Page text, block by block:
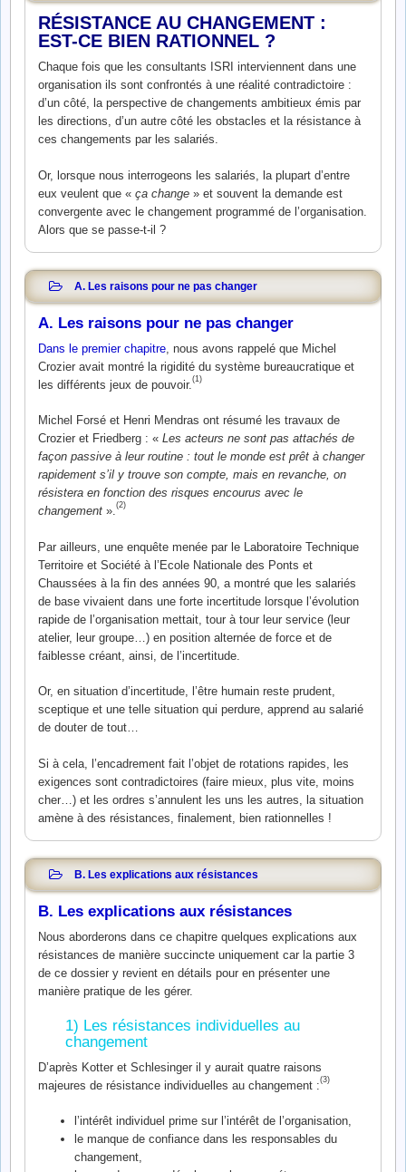
RÉSISTANCE AU CHANGEMENT :
EST-CE BIEN RATIONNEL ?
Chaque fois que les consultants ISRI interviennent dans une
organisation ils sont confrontés à une réalité contradictoire :
d’un côté, la perspective de changements ambitieux émis par
les directions, d’un autre côté les obstacles et la résistance à
ces changements par les salariés.
Or, lorsque nous interrogeons les salariés, la plupart d’entre
eux veulent que « ça change » et souvent la demande est
convergente avec le changement programmé de l’organisation.
Alors que se passe-t-il ?
A. Les raisons pour ne pas changer
A. Les raisons pour ne pas changer
Dans le premier chapitre , nous avons rappelé que Michel
Crozier avait montré la rigidité du système bureaucratique et
les différents jeux de pouvoir. (1)
Michel Forsé et Henri Mendras ont résumé les travaux de
Crozier et Friedberg : « Les acteurs ne sont pas attachés de
façon passive à leur routine : tout le monde est prêt à changer
rapidement s’il y trouve son compte, mais en revanche, on
résistera en fonction des risques encourus avec le
changement ».(2)
Par ailleurs, une enquête menée par le Laboratoire Technique
Territoire et Société à l’Ecole Nationale des Ponts et
Chaussées à la fin des années 90, a montré que les salariés
de base vivaient dans une forte incertitude lorsque l’évolution
rapide de l’organisation mettait, tour à tour leur service (leur
atelier, leur groupe…) en position alternée de force et de
faiblesse créant, ainsi, de l’incertitude.
Or, en situation d’incertitude, l’être humain reste prudent,
sceptique et une telle situation qui perdure, apprend au salarié
de douter de tout…
Si à cela, l’encadrement fait l’objet de rotations rapides, les
exigences sont contradictoires (faire mieux, plus vite, moins
cher…) et les ordres s’annulent les uns les autres, la situation
amène à des résistances, finalement, bien rationnelles !
B. Les explications aux résistances
B. Les explications aux résistances
Nous aborderons dans ce chapitre quelques explications aux
résistances de manière succincte uniquement car la partie 3
de ce dossier y revient en détails pour en présenter une
manière pratique de les gérer.
1) Les résistances individuelles au
changement
D’après Kotter et Schlesinger il y aurait quatre raisons
majeures de résistance individuelles au changement :(3)
l’intérêt individuel prime sur l’intérêt de l’organisation,
le manque de confiance dans les responsables du
changement,